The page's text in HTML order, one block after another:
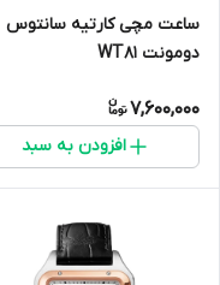
ساعت مچی کارتیه سانتوس
دومونت WT8۱
7,600,000
افزودن به سبد